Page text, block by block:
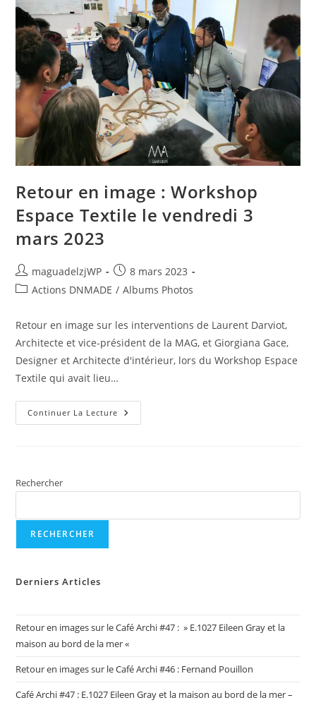
Juin
Au
Lycée
Raoul-
Georges
Nicolo
Retour en image : Workshop
Espace Textile le vendredi 3
mars 2023
Auteur/autrice
de
maguadelzjWP
Publication
publiée :
8 mars 2023
PostActions DNMADE / Albums Photos
Retour en image sur les interventions de Laurent Darviot,
Architecte et vice-président de la MAG, et Giorgiana Gace,
Designer et Architecte d'intérieur, lors du Workshop Espace
Textile qui avait lieu…
Continuer La Lecture Retour
En
Vendredi
2023
Rechercher
RECHERCHER
Derniers Articles
Retour en images sur le Café Archi #47 : » E.1027 Eileen Gray et la
maison au bord de la mer «
Retour en images sur le Café Archi #46 : Fernand Pouillon
Café Archi #47 : E.1027 Eileen Gray et la maison au bord de la mer –